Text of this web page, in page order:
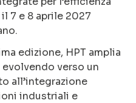
7 e 8 aprile 2027
edizione, HPT amplia
verso un
all’integrazione
industriali e